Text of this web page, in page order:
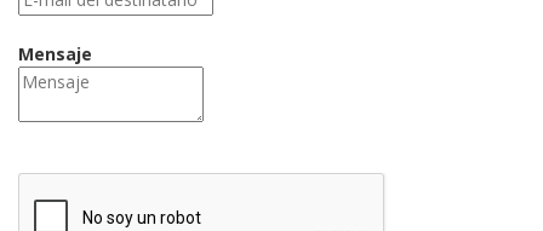
Mensaje